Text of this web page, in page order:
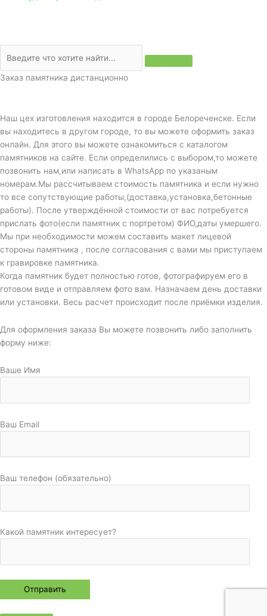
Заказ памятника дистанционно
Наш цех изготовления находится в городе Белореченске. Если
вы находитесь в другом городе, то вы можете оформить заказ
онлайн. Для этого вы можете ознакомиться с каталогом
памятников на сайте. Если определились с выбором,то можете
позвонить нам,или написать в WhatsApp по указаным
номерам.Мы рассчитываем стоимость памятника и если нужно
то все сопутствующие работы,(доставка,установка,бетонные
работы). После утверждённой стоимости от вас потребуется
прислать фото(если памятник с портретом) ФИО,даты умершего.
Мы при необходимости можем составить макет лицевой
стороны памятника , после согласования с вами мы приступаем
к гравировке памятника.
Когда памятник будет полностью готов, фотографируем его в
готовом виде и отправляем фото вам. Назначаем день доставки
или установки. Весь расчет происходит после приёмки изделия.
Для оформления заказа Вы можете позвонить либо заполнить
форму ниже:
Ваше Имя
Ваш Email
Ваш телефон (обязательно)
Какой памятник интересует?